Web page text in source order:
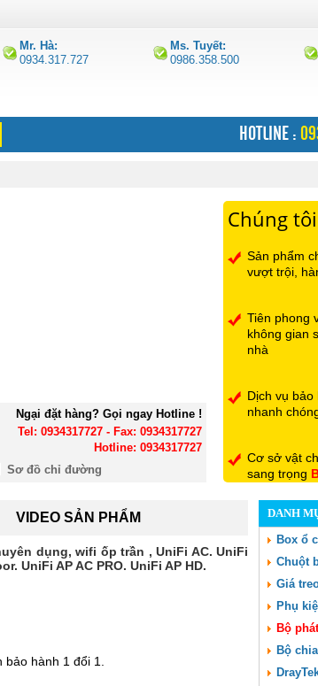
Mr. Hà:
0934.317.727
Ms. Tuyết:
0986.358.500
HOTLINE :
Ngại đặt hàng? Gọi ngay Hotline !
Tel: 0934317727 - Fax: 0934317727
Hotline: 0934317727
Sơ đồ chỉ đường
Chúng
Sản phẩm
vượt trội,
Tiên phong
không gian
nhà
Dịch vụ bảo
nhanh
Cơ sở vật
sang trọng
Đội ngũ
chuyên
VIDEO SẢN PHẨM
dụng, wifi ốp trần , UniFi AC. UniFi
UniFi AP AC PRO. UniFi AP HD.
hành 1 đổi 1.
DANH
Box ổ
Chuột
Giá
Phụ
Bộ
Bộ